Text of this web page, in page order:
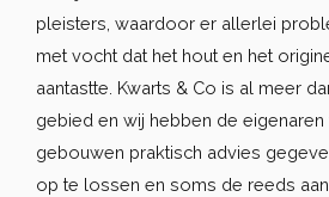
pleisters, waardoor er allerlei
met vocht dat het hout en het
aantastte. Kwarts & Co is al meer
gebied en wij hebben de
gebouwen praktisch advies
op te lossen en soms de reeds